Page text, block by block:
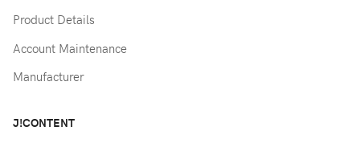
Product Details
Account Maintenance
Manufacturer
J!CONTENT